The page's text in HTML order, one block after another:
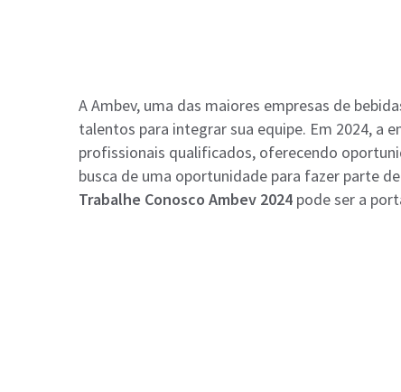
A Ambev, uma das maiores empresas de
talentos para integrar sua equipe. Em 2024, a
profissionais qualificados, oferecendo
busca de uma oportunidade para fazer parte
Trabalhe Conosco Ambev 2024 pode ser a